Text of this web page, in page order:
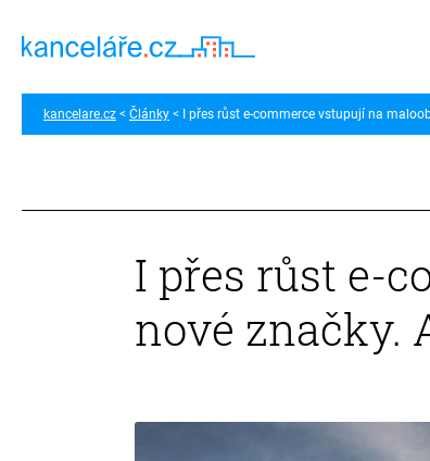
kancelare.cz Články I přes růst e-commerce vstupují na
I přes růst e-
nové značky.